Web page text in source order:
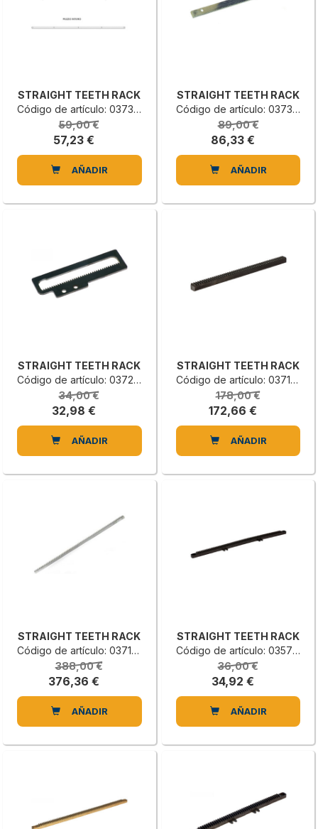
STRAIGHT TEETH RACK
Código de artículo: 0373269100H
59,00 €
57,23 €
AÑADIR
STRAIGHT TEETH RACK
Código de artículo: 0373269000F
89,00 €
86,33 €
AÑADIR
STRAIGHT TEETH RACK
Código de artículo: 0372662600D
34,00 €
32,98 €
AÑADIR
STRAIGHT TEETH RACK
Código de artículo: 0371650014D
178,00 €
172,66 €
AÑADIR
STRAIGHT TEETH RACK
Código de artículo: 0371013796A
388,00 €
376,36 €
AÑADIR
STRAIGHT TEETH RACK
Código de artículo: 0357511401G
36,00 €
34,92 €
AÑADIR